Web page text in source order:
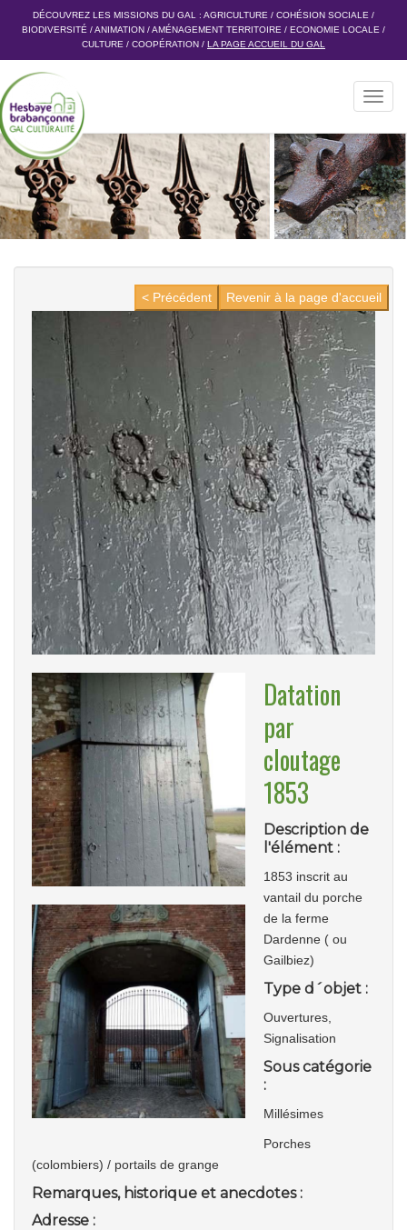
DÉCOUVREZ LES MISSIONS DU GAL : AGRICULTURE / COHÉSION SOCIALE /
BIODIVERSITÉ /ANIMATION /AMÉNAGEMENT TERRITOIRE / ECONOMIE LOCALE /
CULTURE / COOPÉRATION / LA PAGE ACCUEIL DU GAL
Revenir à la page d'accueil
< Précédent
Datation
par
cloutage
1853
Description de
l'élément :
1853 inscrit au
vantail du porche
de la ferme
Dardenne ( ou
Gailbiez)
Type d´objet :
Ouvertures,
Signalisation
Sous catégorie
:
Millésimes
Porches
(colombiers) / portails de grange
Remarques, historique et anecdotes :
Adresse :